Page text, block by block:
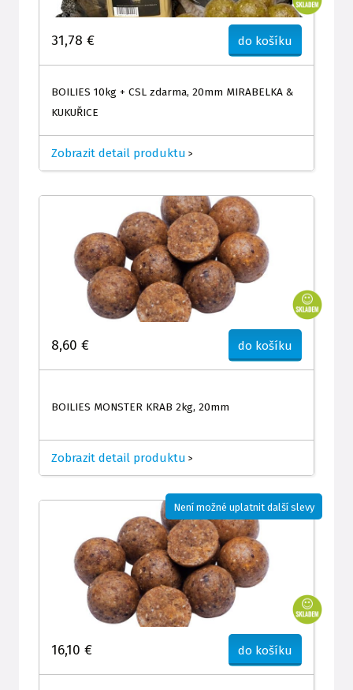
31,78 € do košíku
BOILIES 10kg + CSL zdarma, 20mm MIRABELKA &
KUKUŘICE
Zobrazit detail produktu >
8,60 € do košíku
BOILIES MONSTER KRAB 2kg, 20mm
Zobrazit detail produktu >
16,10 € do košíku
Není možné uplatnit další slevy